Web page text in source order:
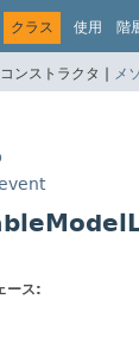
クラス 使用 階
コンストラクタ | メ
ース: